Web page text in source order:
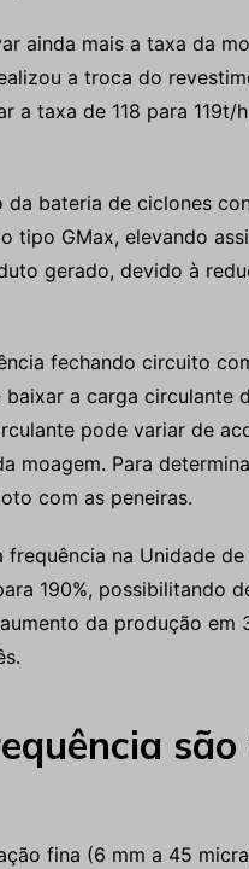
ainda mais a taxa da
a troca do
a taxa de 118 para 119t/
bateria de ciclones
GMax, elevando
gerado, devido à
fechando circuito
a carga circulante
pode variar de
moagem. Para
com as peneiras.
na Unidade
190%, possibilitando
da produção em
fina (6 mm a 45